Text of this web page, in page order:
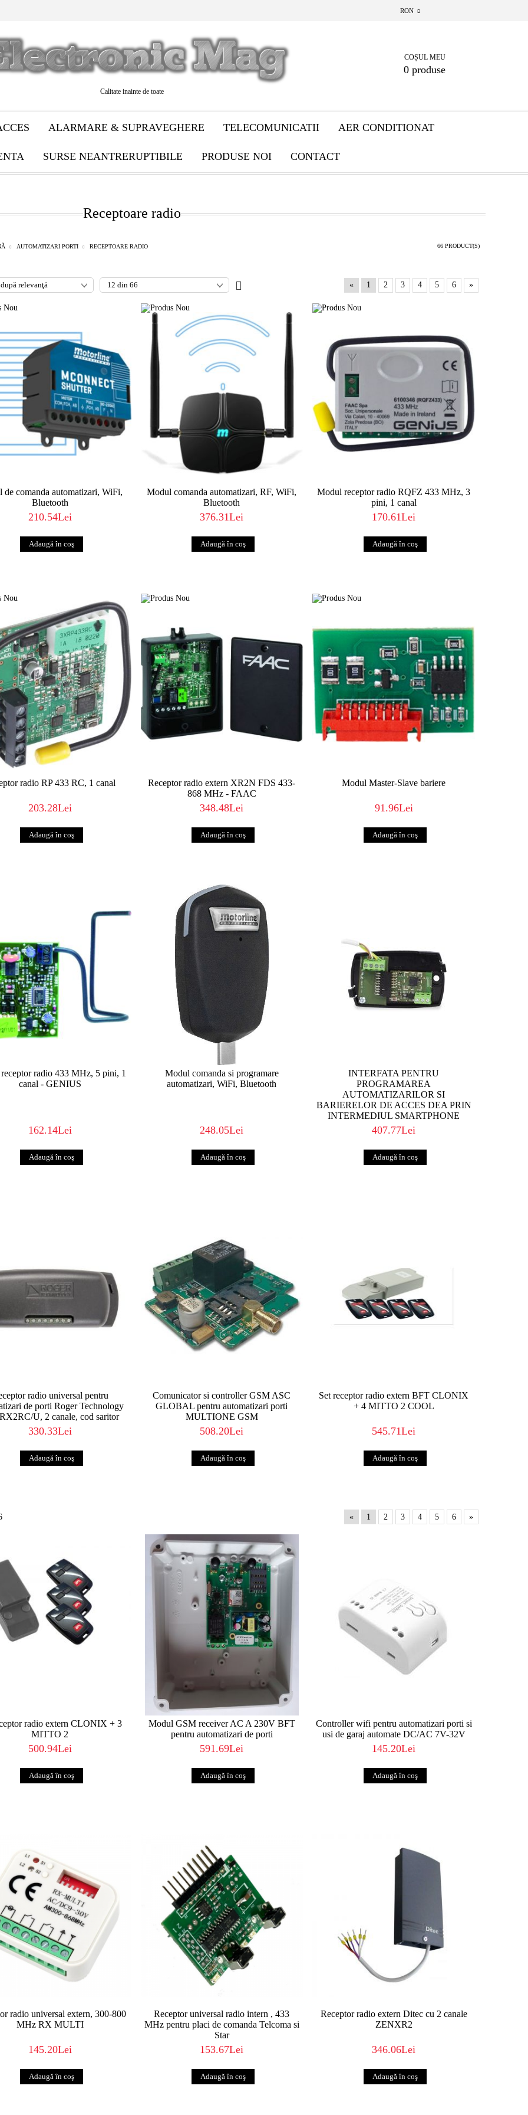
RON
Calitate inainte de toate
COȘUL MEU
0 produse
ALARMARE & SUPRAVEGHERE TELECOMUNICATII AER CONDITIONAT
SURSE NEANTRERUPTIBILE PRODUSE NOI CONTACT
AUTOMATIZARI PORTI RECEPTOARE RADIO 66 PRODUCT(S)
Receptoare radio
« 1 2 3 4 5 6 »
de comanda automatizari, WiFi,
Bluetooth
210.54Lei
Modul comanda automatizari, RF, WiFi,
Bluetooth
376.31Lei
Modul receptor radio RQFZ 433 MHz, 3
pini, 1 canal
170.61Lei
radio RP 433 RC, 1 canal
203.28Lei
Receptor radio extern XR2N FDS 433-
868 MHz - FAAC
348.48Lei
Modul Master-Slave bariere
91.96Lei
radio 433 MHz, 5 pini, 1
canal - GENIUS
162.14Lei
Modul comanda si programare
automatizari, WiFi, Bluetooth
248.05Lei
INTERFATA PENTRU
PROGRAMAREA
AUTOMATIZARILOR SI
BARIERELOR DE ACCES DEA PRIN
INTERMEDIUL SMARTPHONE
407.77Lei
radio universal pentru
de porti Roger Technology
U, 2 canale, cod saritor
330.33Lei
Comunicator si controller GSM ASC
GLOBAL pentru automatizari porti
MULTIONE GSM
508.20Lei
Set receptor radio extern BFT CLONIX
+ 4 MITTO 2 COOL
545.71Lei
« 1 2 3 4 5 6 »
radio extern CLONIX + 3
MITTO 2
500.94Lei
Modul GSM receiver AC A 230V BFT
pentru automatizari de porti
591.69Lei
Controller wifi pentru automatizari porti si
usi de garaj automate DC/AC 7V-32V
145.20Lei
radio universal extern, 300-800
MHz RX MULTI
145.20Lei
Receptor universal radio intern , 433
MHz pentru placi de comanda Telcoma si
Star
153.67Lei
Receptor radio extern Ditec cu 2 canale
ZENXR2
346.06Lei